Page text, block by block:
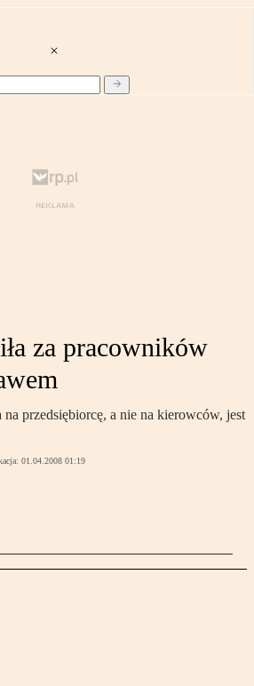
za pracowników
na przedsiębiorcę, a nie na kierowców, jest
01.04.2008 01:19